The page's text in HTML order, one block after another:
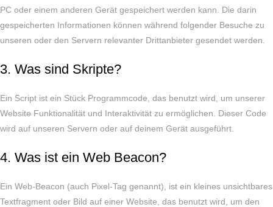
PC oder einem anderen Gerät gespeichert werden kann. Die darin
gespeicherten Informationen können während folgender Besuche zu
unseren oder den Servern relevanter Drittanbieter gesendet werden.
3. Was sind Skripte?
Ein Script ist ein Stück Programmcode, das benutzt wird, um unserer
Website Funktionalität und Interaktivität zu ermöglichen. Dieser Code
wird auf unseren Servern oder auf deinem Gerät ausgeführt.
4. Was ist ein Web Beacon?
Ein Web-Beacon (auch Pixel-Tag genannt), ist ein kleines unsichtbares
Textfragment oder Bild auf einer Website, das benutzt wird, um den